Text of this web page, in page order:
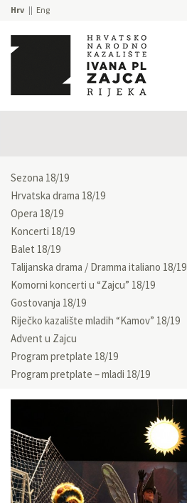
Hrv Eng
Sezona 18/19
Hrvatska drama 18/19
Opera 18/19
Koncerti 18/19
Balet 18/19
Talijanska drama / Dramma italiano 18/19
Komorni koncerti u “Zajcu” 18/19
Gostovanja 18/19
Riječko kazalište mladih “Kamov” 18/19
Advent u Zajcu
Program pretplate 18/19
Program pretplate – mladi 18/19